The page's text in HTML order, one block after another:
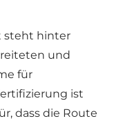
steht hinter
und
für
ist
dass die Route